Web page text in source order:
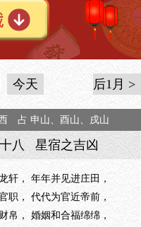
今天 后1月 >
占 申山、酉山、戌山
八 星宿之吉凶
轩， 年年并见进庄田，
职， 代代为官近帝前，
帛， 婚姻和合福绵绵，